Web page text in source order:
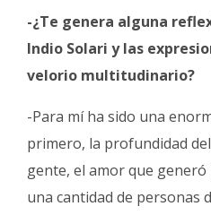
-¿Te genera alguna
Indio Solari y las
velorio multitudinario?
-Para mí ha sido una
primero, la profundidad
gente, el amor que
una cantidad de personas